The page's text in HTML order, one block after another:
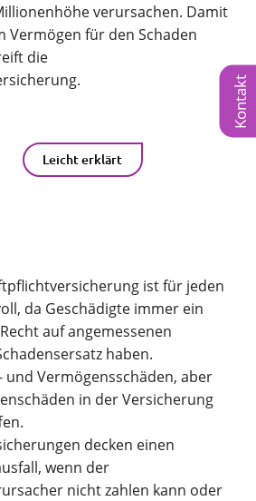
verursachen. Damit
Vermögen für den Schaden
die
Leicht erklärt
ist für jeden
da Geschädigte immer ein
auf angemessenen
haben.
und Vermögensschäden, aber
in der Versicherung
decken einen
wenn der
nicht zahlen kann oder
Kontakt